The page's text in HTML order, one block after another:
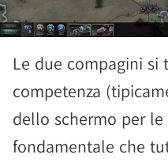
Le due compagini
competenza
dello schermo per
fondamentale che